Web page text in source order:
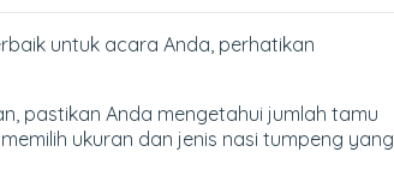
untuk acara Anda, perhatikan
pastikan Anda mengetahui jumlah tamu
ukuran dan jenis nasi tumpeng yang